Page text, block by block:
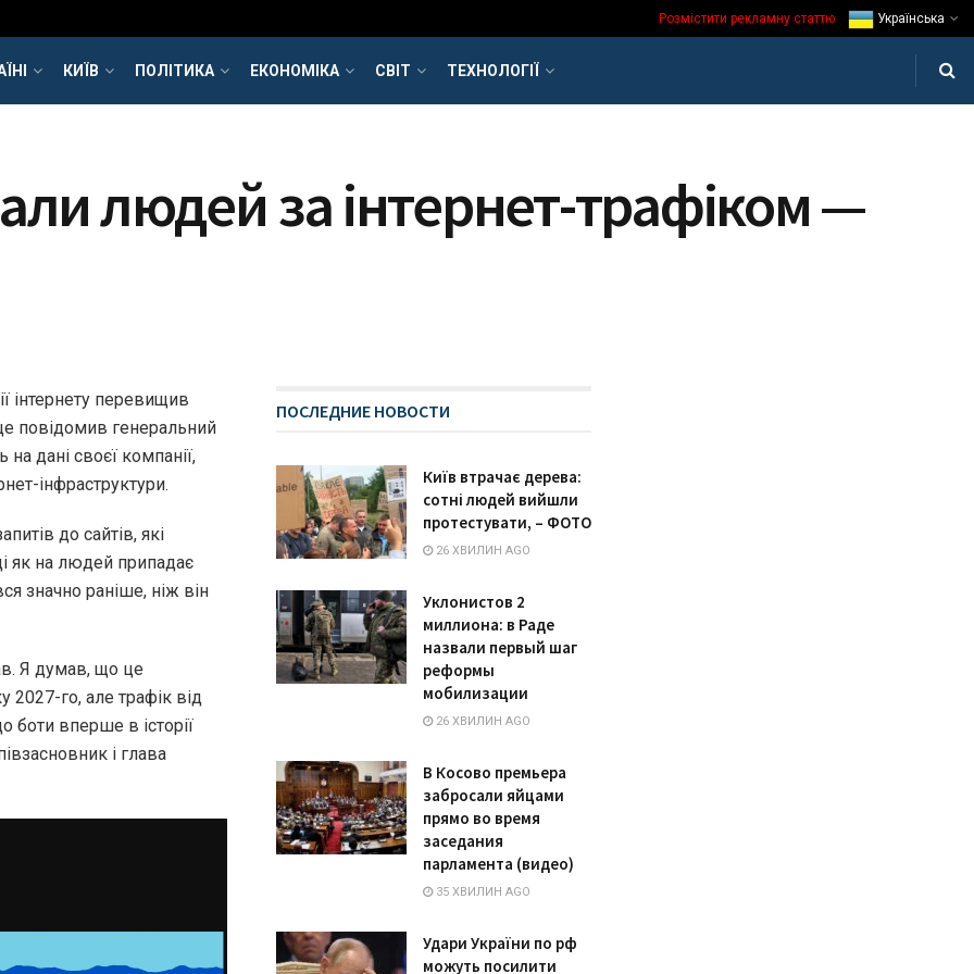
Розмістити рекламну статтю Українська
КИЇВ ПОЛІТИКА ЕКОНОМІКА СВІТ ТЕХНОЛОГІЇ
людей за інтернет-трафіком —
інтернету перевищив
повідомив генеральний
дані своєї компанії,
інфраструктури.
до сайтів, які
як на людей припадає
значно раніше, ніж він
Я думав, що це
2027-го, але трафік від
боти вперше в історії
і глава
ПОСЛЕДНИЕ НОВОСТИ
Київ втрачає дерева:
сотні людей вийшли
протестувати, – ФОТО
26 ХВИЛИН AGO
Уклонистов 2
миллиона: в Раде
назвали первый шаг
реформы
мобилизации
26 ХВИЛИН AGO
В Косово премьера
забросали яйцами
прямо во время
заседания
парламента (видео)
35 ХВИЛИН AGO
Удари України по рф
можуть посилити